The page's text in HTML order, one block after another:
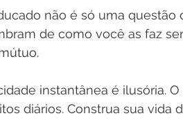
não é só uma questão
de como você as faz
instantânea é ilusória.
diários. Construa sua vida